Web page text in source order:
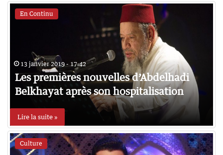
En Continu
13 janvier 2019 - 17:42
Les premières nouvelles d’Abdelhadi
Belkhayat après son hospitalisation
Lire la suite »
Culture